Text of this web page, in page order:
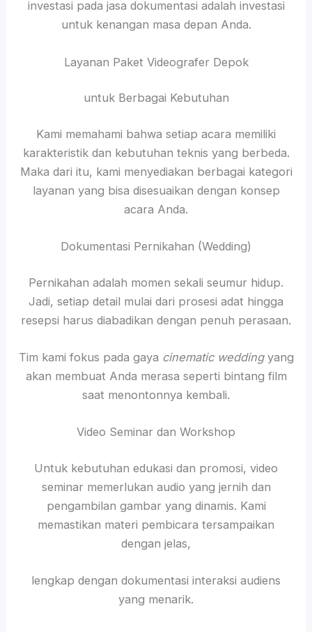
investasi pada jasa dokumentasi adalah investasi
untuk kenangan masa depan Anda.
Layanan Paket Videografer Depok
untuk Berbagai Kebutuhan
Kami memahami bahwa setiap acara memiliki
karakteristik dan kebutuhan teknis yang berbeda.
Maka dari itu, kami menyediakan berbagai kategori
layanan yang bisa disesuaikan dengan konsep
acara Anda.
Dokumentasi Pernikahan (Wedding)
Pernikahan adalah momen sekali seumur hidup.
Jadi, setiap detail mulai dari prosesi adat hingga
resepsi harus diabadikan dengan penuh perasaan.
Tim kami fokus pada gaya cinematic weddingyang
akan membuat Anda merasa seperti bintang film
saat menontonnya kembali.
Video Seminar dan Workshop
Untuk kebutuhan edukasi dan promosi, video
seminar memerlukan audio yang jernih dan
pengambilan gambar yang dinamis. Kami
memastikan materi pembicara tersampaikan
dengan jelas,
lengkap dengan dokumentasi interaksi audiens
yang menarik.